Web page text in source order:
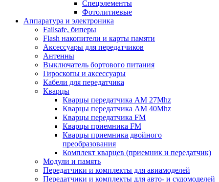
Спецэлементы
Фотолитиевые
Аппаратура и электроника
Failsafe, биперы
Flash накопители и карты памяти
Аксессуары для передатчиков
Антенны
Выключатель бортового питания
Гироскопы и аксессуары
Кабели для передатчика
Кварцы
Кварцы передатчика AM 27Mhz
Кварцы передатчика AM 40Mhz
Кварцы передатчика FM
Кварцы приемника FM
Кварцы приемника двойного
преобразования
Комплект кварцев (приемник и передатчик)
Модули и память
Передатчики и комплекты для авиамоделей
Передатчики и комплекты для авто- и судомоделей